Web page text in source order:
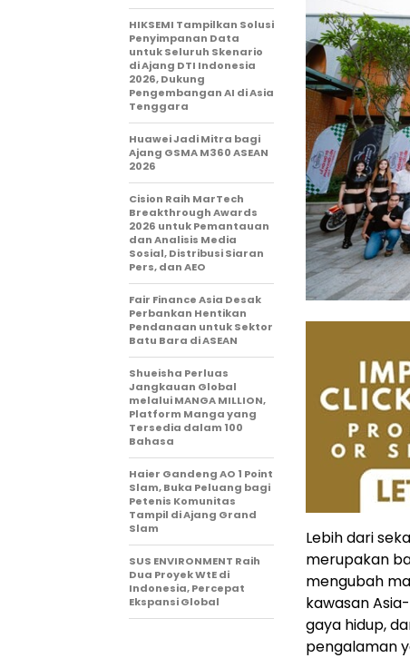
Lebih dari
merupakan
mengubah
kawasan
gaya hidup,
pengalaman
HIKSEMI Tampilkan Solusi
Penyimpanan Data
untuk Seluruh Skenario
di Ajang DTI Indonesia
2026, Dukung
Pengembangan AI di Asia
Tenggara
Huawei Jadi Mitra bagi
Ajang GSMA M360 ASEAN
2026
Cision Raih MarTech
Breakthrough Awards
2026 untuk Pemantauan
dan Analisis Media
Sosial, Distribusi Siaran
Pers, dan AEO
Fair Finance Asia Desak
Perbankan Hentikan
Pendanaan untuk Sektor
Batu Bara di ASEAN
Shueisha Perluas
Jangkauan Global
melalui MANGA MILLION,
Platform Manga yang
Tersedia dalam 100
Bahasa
Haier Gandeng AO 1 Point
Slam, Buka Peluang bagi
Petenis Komunitas
Tampil di Ajang Grand
Slam
SUS ENVIRONMENT Raih
Dua Proyek WtE di
Indonesia, Percepat
Ekspansi Global